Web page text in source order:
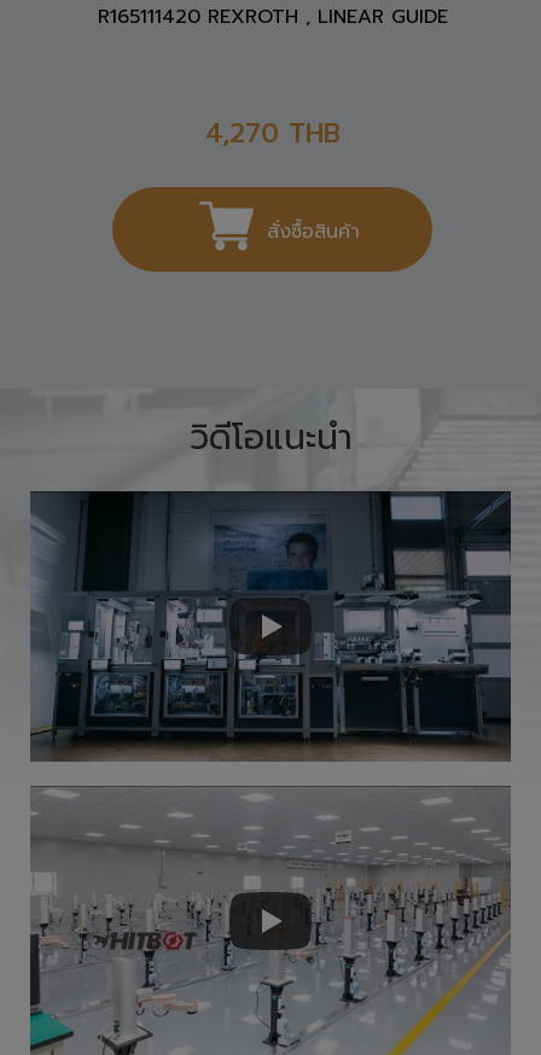
R165111420 REXROTH , LINEAR GUIDE
4,270 THB
สั่งซื้อสินค้า
วิดีโอแนะนำ